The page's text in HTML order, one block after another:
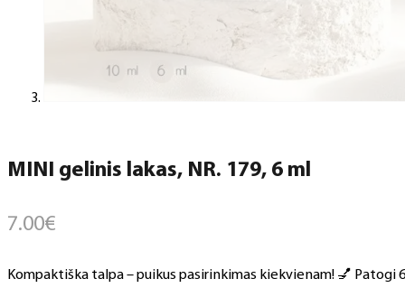
MINI gelinis lakas, NR. 179, 6 ml
7.00€
Kompaktiška talpa – puikus pasirinkimas kiekvienam! 💅